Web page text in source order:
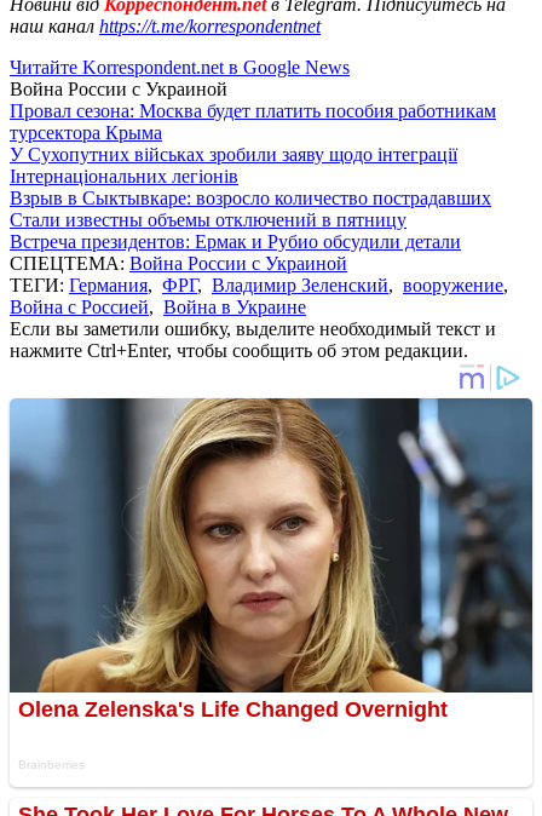
наш канал https://t.me/korrespondentnet
Читайте Korrespondent.net в Google News
Война России с Украиной
Провал сезона: Москва будет платить пособия работникам
турсектора Крыма
У Сухопутних військах зробили заяву щодо інтеграції
Інтернаціональних легіонів
Взрыв в Сыктывкаре: возросло количество пострадавших
Стали известны объемы отключений в пятницу
Встреча президентов: Ермак и Рубио обсудили детали
СПЕЦТЕМА: Война России с Украиной
ТЕГИ: Германия, ФРГ, Владимир Зеленский, вооружение,
Война с Россией, Война в Украине
Если вы заметили ошибку, выделите необходимый текст и
нажмите Ctrl+Enter, чтобы сообщить об этом редакции.